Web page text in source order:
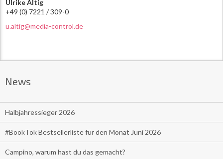
Ulrike Altig
+49 (0) 7221 / 309-0
u.altig@media-control.de
News
Halbjahressieger 2026
#BookTok Bestsellerliste für den Monat Juni 2026
Campino, warum hast du das gemacht?